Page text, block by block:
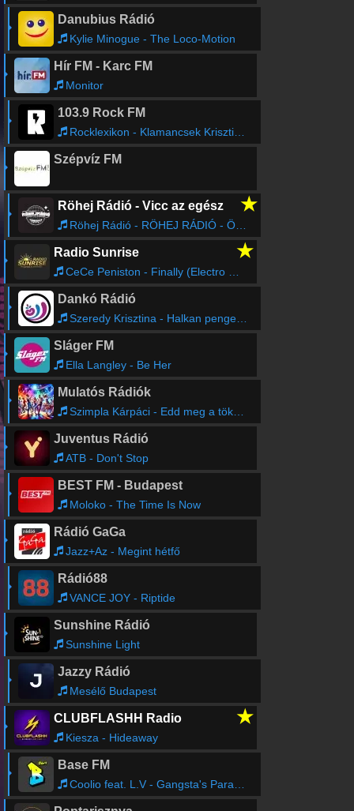
Danubius Rádió
Kylie Minogue - The Loco-Motion
Hír FM - Karc FM
Monitor
103.9 Rock FM
Rocklexikon - Klamancsek Krisztián (ismétlés)
Szépvíz FM
Röhej Rádió - Vicc az egész ★
Röhej Rádió - RÖHEJ RÁDIÓ - ÖNÖK KÜLDTÉK40
Radio Sunrise ★
CeCe Peniston - Finally (Electro Mix)
Dankó Rádió
Szeredy Krisztina - Halkan pengesd ezt a csárdást
Sláger FM
Ella Langley - Be Her
Mulatós Rádiók
Szimpla Kárpáci - Edd meg a tökömet (a konyhában is én vagyok az úr)
Juventus Rádió
ATB - Don't Stop
BEST FM - Budapest
Moloko - The Time Is Now
Rádió GaGa
Jazz+Az - Megint hétfő
Rádió88
VANCE JOY - Riptide
Sunshine Rádió
Sunshine Light
Jazzy Rádió
Mesélő Budapest
CLUBFLASHH Radio ★
Kiesza - Hideaway
Base FM
Coolio feat. L.V - Gangsta's Paradise